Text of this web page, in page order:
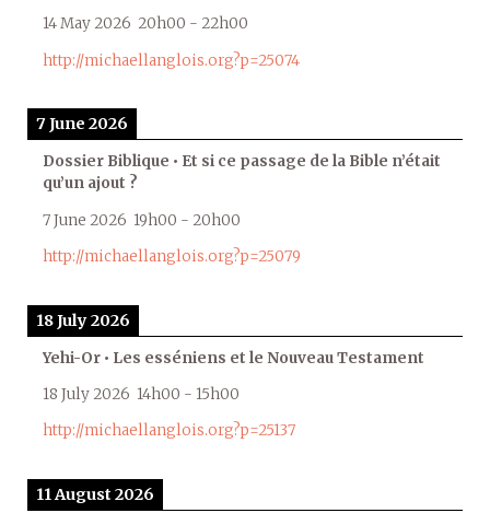
14 May 2026 20h00 - 22h00
http://michaellanglois.org?p=25074
7 June 2026
Dossier Biblique • Et si ce passage de la Bible n’était
qu’un ajout ?
7 June 2026 19h00 - 20h00
http://michaellanglois.org?p=25079
18 July 2026
Yehi-Or • Les esséniens et le Nouveau Testament
18 July 2026 14h00 - 15h00
http://michaellanglois.org?p=25137
11 August 2026